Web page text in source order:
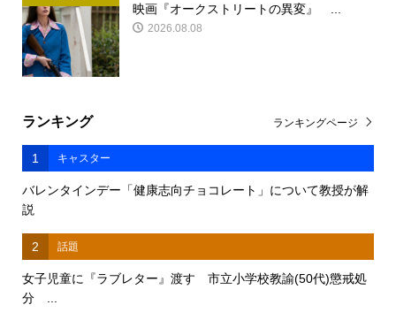
映画『オークストリートの異変』 ...
2026.08.08
ランキング
1 キャスター
バレンタインデー「健康志向チョコレート」について教授が解
説
2 話題
女子児童に『ラブレター』渡す 市立小学校教諭(50代)懲戒処
分 ...
ランキングページ